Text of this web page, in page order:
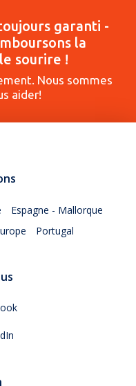
garanti -
la
sourire !
Nous sommes
aider!
Espagne - Mallorque
Portugal